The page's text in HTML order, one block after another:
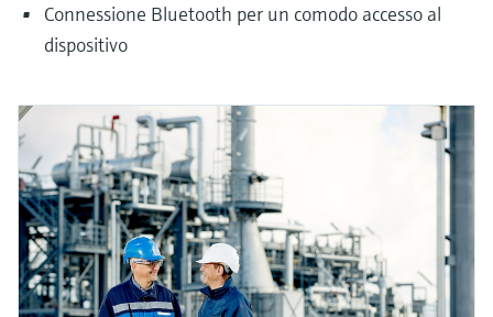
Connessione Bluetooth per un comodo accesso al
dispositivo